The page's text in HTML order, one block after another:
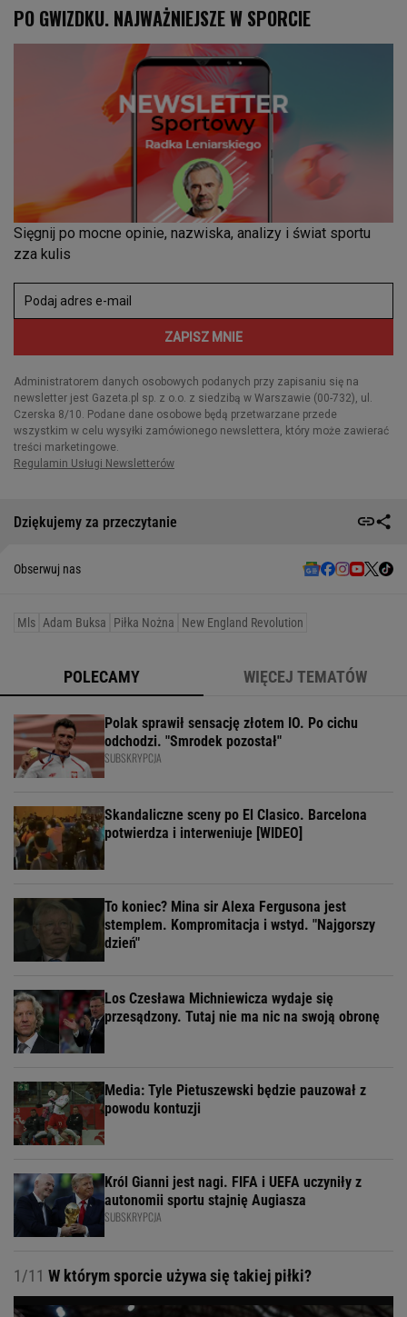
Dziękujemy za przeczytanie
Obserwuj nas
Mls Adam Buksa Piłka Nożna New England Revolution
POLECAMY WIĘCEJ TEMATÓW
Polak sprawił sensację złotem IO. Po cichu
odchodzi. "Smrodek pozostał"
SUBSKRYPCJA
Skandaliczne sceny po El Clasico. Barcelona
potwierdza i interweniuje [WIDEO]
To koniec? Mina sir Alexa Fergusona jest
stemplem. Kompromitacja i wstyd. "Najgorszy
dzień"
Los Czesława Michniewicza wydaje się
przesądzony. Tutaj nie ma nic na swoją obronę
Media: Tyle Pietuszewski będzie pauzował z
powodu kontuzji
Król Gianni jest nagi. FIFA i UEFA uczyniły z
autonomii sportu stajnię Augiasza
SUBSKRYPCJA
1/11 W którym sporcie używa się takiej piłki?